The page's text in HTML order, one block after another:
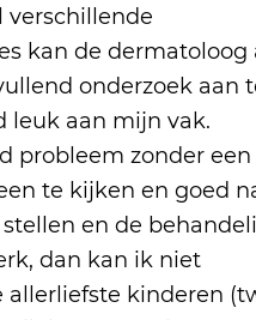
verschillende
kan de dermatoloog
onderzoek aan
leuk aan mijn vak.
probleem zonder een
te kijken en goed
en de
dan kan ik niet
kinderen